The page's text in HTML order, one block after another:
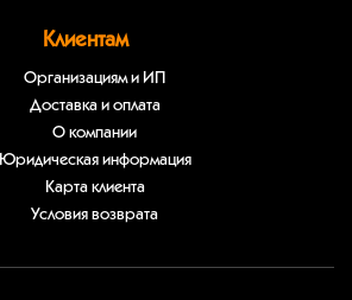
Клиентам
Организациям и ИП
Доставка и оплата
О компании
Юридическая информация
Карта клиента
Условия возврата